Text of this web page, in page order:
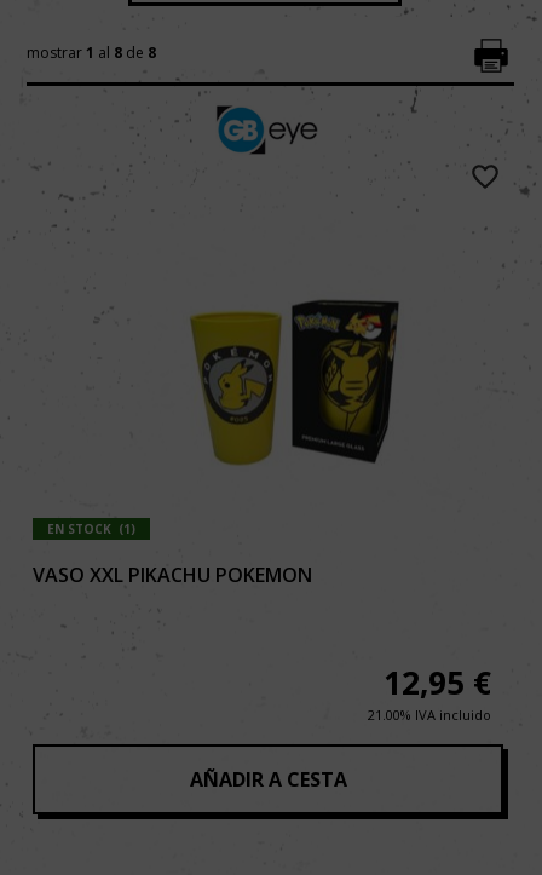
mostrar 1 al 8 de 8
EN STOCK (1)
VASO XXL PIKACHU POKEMON
12,95 €
21.00% IVA incluido
AÑADIR A CESTA